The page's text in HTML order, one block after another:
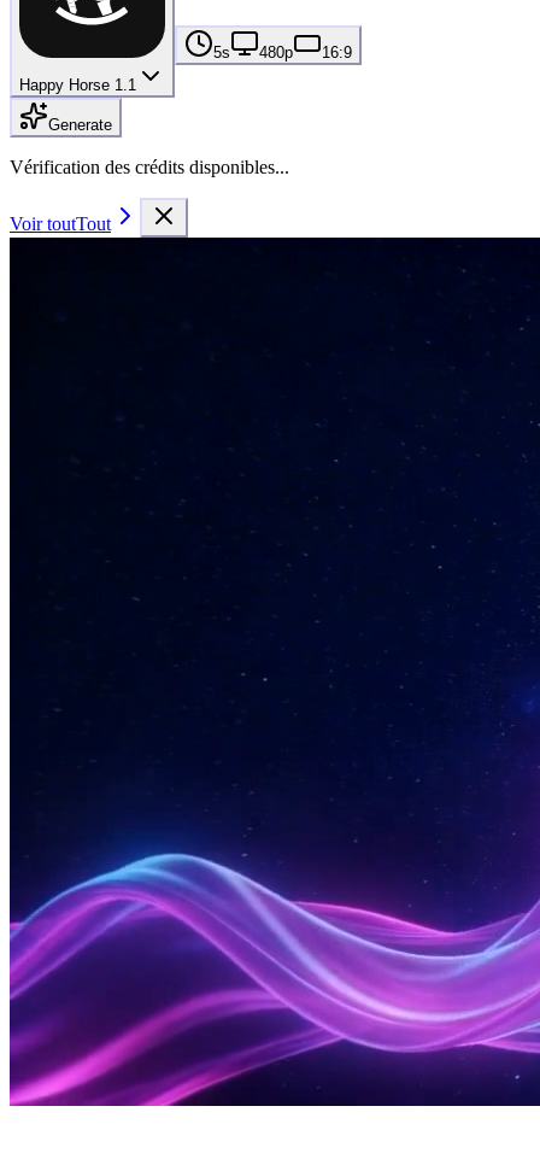
Happy Horse 1.1
5s 480p 16:9
Generate
Vérification des crédits disponibles...
Voir toutTout